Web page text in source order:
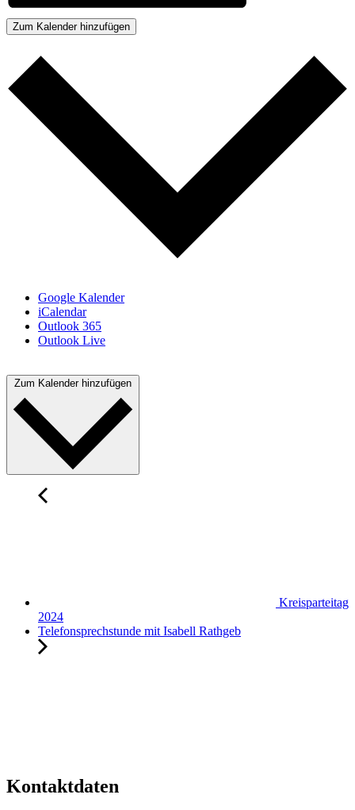
Zum Kalender hinzufügen
Google Kalender
iCalendar
Outlook 365
Outlook Live
Kreisparteitag
2024
Telefonsprechstunde mit Isabell Rathgeb
Kontaktdaten